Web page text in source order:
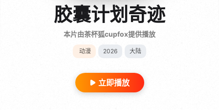
胶囊计划奇迹
本片由茶杯狐cupfox提供播放
动漫 2026 大陆
立即播放